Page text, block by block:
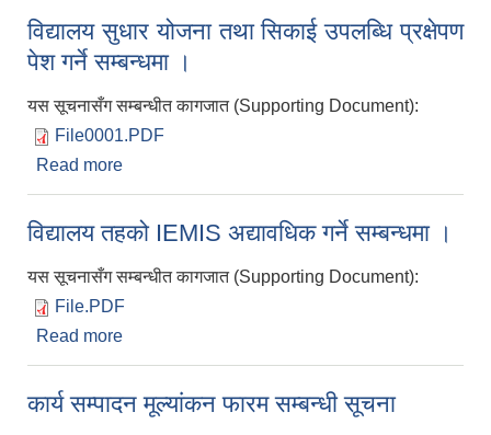
विद्यालय सुधार योजना तथा सिकाई उपलब्धि प्रक्षेपण
पेश गर्ने सम्बन्धमा ।
यस सूचनासँग सम्बन्धीत कागजात (Supporting Document):
File0001.PDF
Read more
विद्यालय तहको IEMIS अद्यावधिक गर्ने सम्बन्धमा ।
यस सूचनासँग सम्बन्धीत कागजात (Supporting Document):
File.PDF
Read more
कार्य सम्पादन मूल्यांकन फारम सम्बन्धी सूचना